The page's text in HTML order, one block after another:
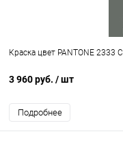
Краска цвет PANTONE 2333 C
3 960 руб. / шт
Подробнее